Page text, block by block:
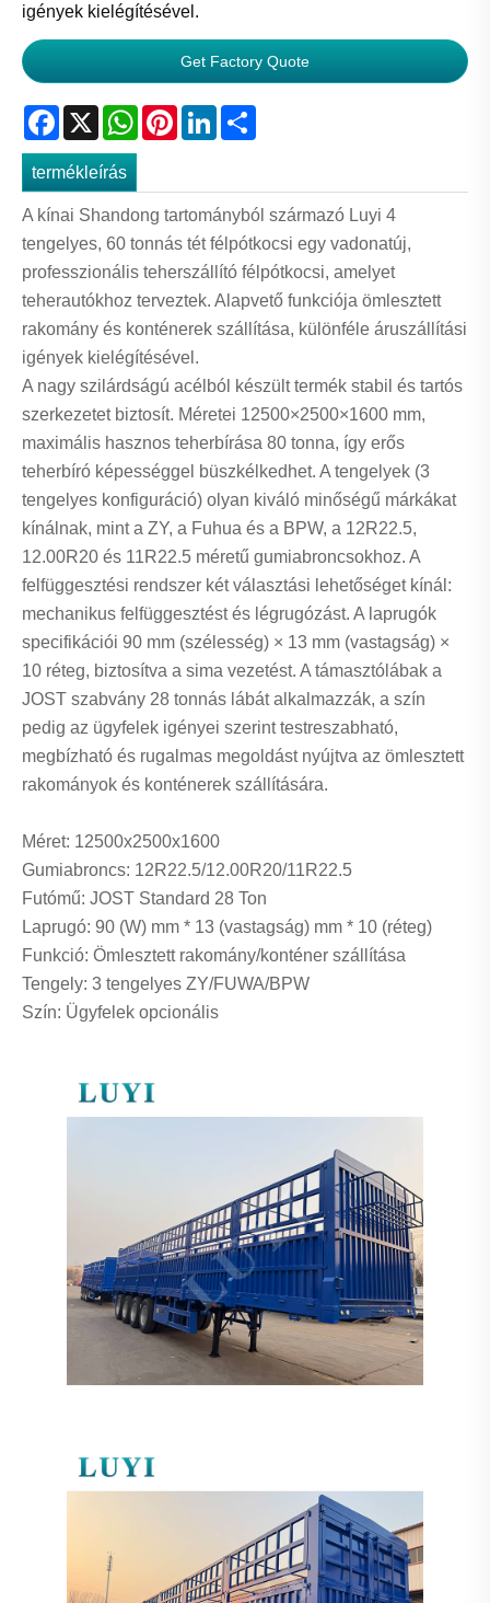
igények kielégítésével.
Get Factory Quote
Facebook
X WhatsApp
PinterestLinkedIn
termékleírás
A kínai Shandong tartományból származó Luyi 4
tengelyes, 60 tonnás tét félpótkocsi egy vadonatúj,
professzionális teherszállító félpótkocsi, amelyet
teherautókhoz terveztek. Alapvető funkciója ömlesztett
rakomány és konténerek szállítása, különféle áruszállítási
igények kielégítésével.
A nagy szilárdságú acélból készült termék stabil és tartós
szerkezetet biztosít. Méretei 12500×2500×1600 mm,
maximális hasznos teherbírása 80 tonna, így erős
teherbíró képességgel büszkélkedhet. A tengelyek (3
tengelyes konfiguráció) olyan kiváló minőségű márkákat
kínálnak, mint a ZY, a Fuhua és a BPW, a 12R22.5,
12.00R20 és 11R22.5 méretű gumiabroncsokhoz. A
felfüggesztési rendszer két választási lehetőséget kínál:
mechanikus felfüggesztést és légrugózást. A laprugók
specifikációi 90 mm (szélesség) × 13 mm (vastagság) ×
10 réteg, biztosítva a sima vezetést. A támasztólábak a
JOST szabvány 28 tonnás lábát alkalmazzák, a szín
pedig az ügyfelek igényei szerint testreszabható,
megbízható és rugalmas megoldást nyújtva az ömlesztett
rakományok és konténerek szállítására.
Méret: 12500x2500x1600
Gumiabroncs: 12R22.5/12.00R20/11R22.5
Futómű: JOST Standard 28 Ton
Laprugó: 90 (W) mm * 13 (vastagság) mm * 10 (réteg)
Funkció: Ömlesztett rakomány/konténer szállítása
Tengely: 3 tengelyes ZY/FUWA/BPW
Szín: Ügyfelek opcionális